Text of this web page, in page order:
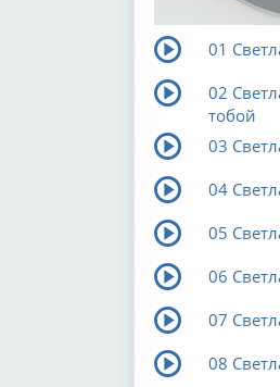
01
02
тобой
03
04
05
06
07
08